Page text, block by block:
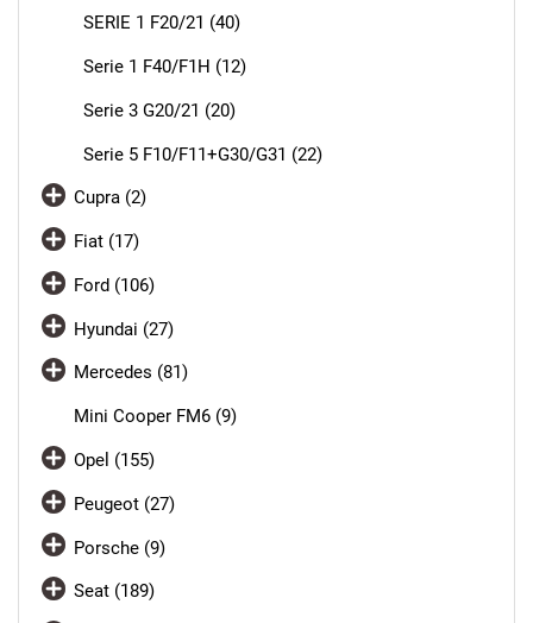
SERIE 1 F20/21 (40)
Serie 1 F40/F1H (12)
Serie 3 G20/21 (20)
Serie 5 F10/F11+G30/G31 (22)
Cupra (2)
Fiat (17)
Ford (106)
Hyundai (27)
Mercedes (81)
Mini Cooper FM6 (9)
Opel (155)
Peugeot (27)
Porsche (9)
Seat (189)